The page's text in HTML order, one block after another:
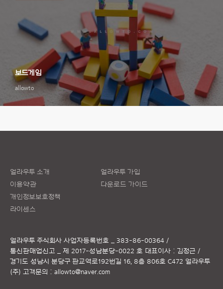
allowto
보드게임
얼라우투 소개
이용약관
개인정보보호정책
라이센스
얼라우투 가입
다운로드 가이드
얼라우투 주식회사 사업자등록번호 _ 383-86-00364 /
통신판매업신고 _ 제 2017-성남분당-0022 호 대표이사 : 김정근 /
경기도 성남시 분당구 판교역로192번길 16, 8층 806호 C472 얼라우투
(주) 고객문의 : allowto@naver.com